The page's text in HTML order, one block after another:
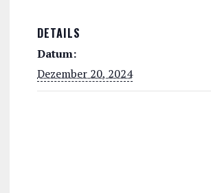
DETAILS
Datum:
Dezember 20, 2024